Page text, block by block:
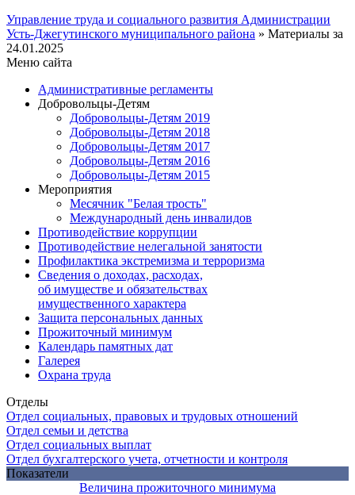
Управление труда и социального развития Администрации
Усть-Джегутинского муниципального района » Материалы за
24.01.2025
Меню сайта
Административные регламенты
Добровольцы-Детям
Добровольцы-Детям 2019
Добровольцы-Детям 2018
Добровольцы-Детям 2017
Добровольцы-Детям 2016
Добровольцы-Детям 2015
Мероприятия
Месячник "Белая трость"
Международный день инвалидов
Противодействие коррупции
Противодействие нелегальной занятости
Профилактика экстремизма и терроризма
Сведения о доходах, расходах,
об имуществе и обязательствах
имущественного характера
Защита персональных данных
Прожиточный минимум
Календарь памятных дат
Галерея
Охрана труда
Отделы
Отдел социальных, правовых и трудовых отношений
Отдел семьи и детства
Отдел социальных выплат
Отдел бухгалтерского учета, отчетности и контроля
Показатели
Величина прожиточного минимума